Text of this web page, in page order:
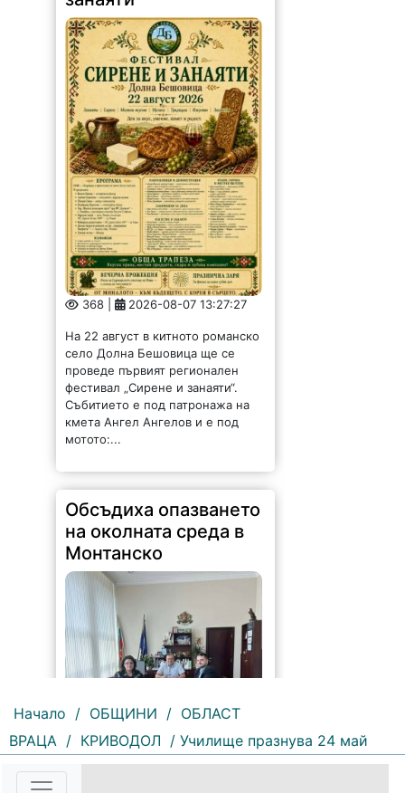
368 | 2026-08-07 13:27:27
село Долна Бешовица ще се
проведе първият регионален
фестивал „Сирене и занаяти“.
Събитието е под патронажа на
кмета Ангел Ангелов и е под
мотото:...
Обсъдиха опазването
на околната среда в
Монтанско
103 | 2026-08-07 13:22:00
Начало / ОБЩИНИ / ОБЛАСТ
ВРАЦА / КРИВОДОЛ / Училище празнува 24 май